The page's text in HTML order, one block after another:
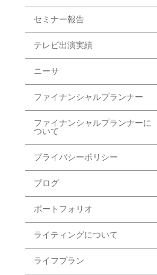
セミナー報告
テレビ出演実績
ニーサ
ファイナンシャルプランナー
ファイナンシャルプランナーに
ついて
プライバシーポリシー
ブログ
ポートフォリオ
ライティングについて
ライフプラン